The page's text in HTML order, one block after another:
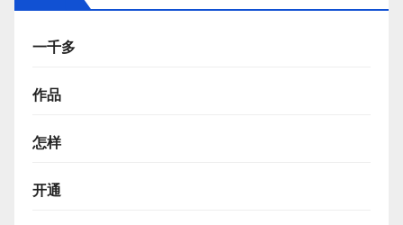
一千多
作品
怎样
开通